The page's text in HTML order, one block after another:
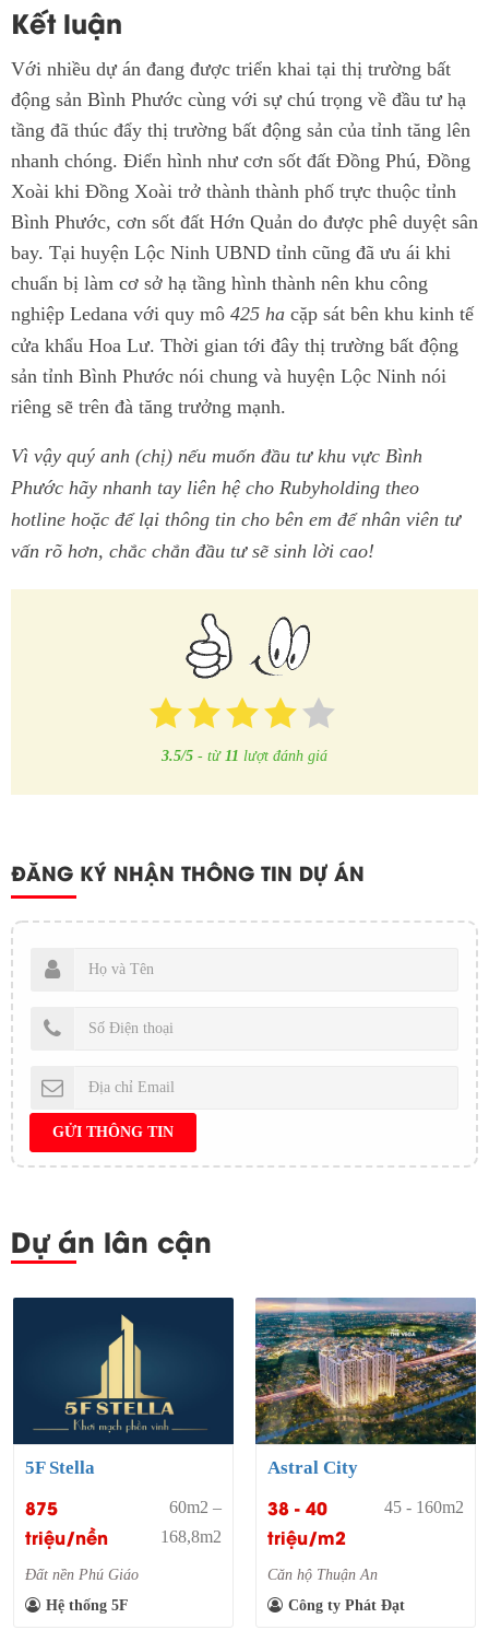
Kết luận
Với nhiều dự án đang được triển khai tại thị trường bất
động sản Bình Phước cùng với sự chú trọng về đầu tư hạ
tầng đã thúc đẩy thị trường bất động sản của tỉnh tăng lên
nhanh chóng. Điển hình như cơn sốt đất Đồng Phú, Đồng
Xoài khi Đồng Xoài trở thành thành phố trực thuộc tỉnh
Bình Phước, cơn sốt đất Hớn Quản do được phê duyệt sân
bay. Tại huyện Lộc Ninh UBND tỉnh cũng đã ưu ái khi
chuẩn bị làm cơ sở hạ tầng hình thành nên khu công
nghiệp Ledana với quy mô 425 ha cặp sát bên khu kinh tế
cửa khẩu Hoa Lư. Thời gian tới đây thị trường bất động
sản tỉnh Bình Phước nói chung và huyện Lộc Ninh nói
riêng sẽ trên đà tăng trưởng mạnh.
Vì vậy quý anh (chị) nếu muốn đầu tư khu vực Bình
Phước hãy nhanh tay liên hệ cho Rubyholding theo
hotline hoặc để lại thông tin cho bên em để nhân viên tư
vấn rõ hơn, chắc chắn đầu tư sẽ sinh lời cao!
3.5/5 - từ 11 lượt đánh giá
ĐĂNG KÝ NHẬN THÔNG TIN DỰ ÁN
Dự án lân cận
5F Stella
875
triệu/nền
60m2 –
168,8m2
Đất nền Phú Giáo
Hệ thống 5F
Astral City
38 - 40
triệu/m2
45 - 160m2
Căn hộ Thuận An
Công ty Phát Đạt